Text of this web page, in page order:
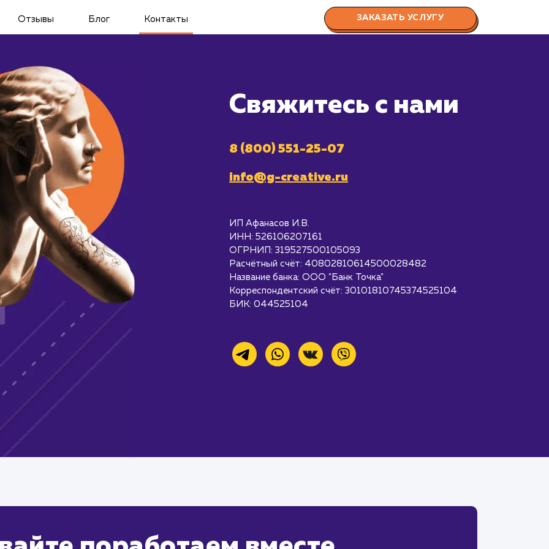
Отзывы Блог Контакты ЗАКАЗАТЬ УСЛУГУ
Свяжитесь с нами
8 (800) 551-25-07
info@g-creative.ru
ИП Афанасов И.В.
ИНН: 526106207161
ОГРНИП: 319527500105093
Расчётный счёт: 40802810614500028482
Название банка: ООО "Банк Точка"
Корреспондентский счёт: 30101810745374525104
БИК: 044525104